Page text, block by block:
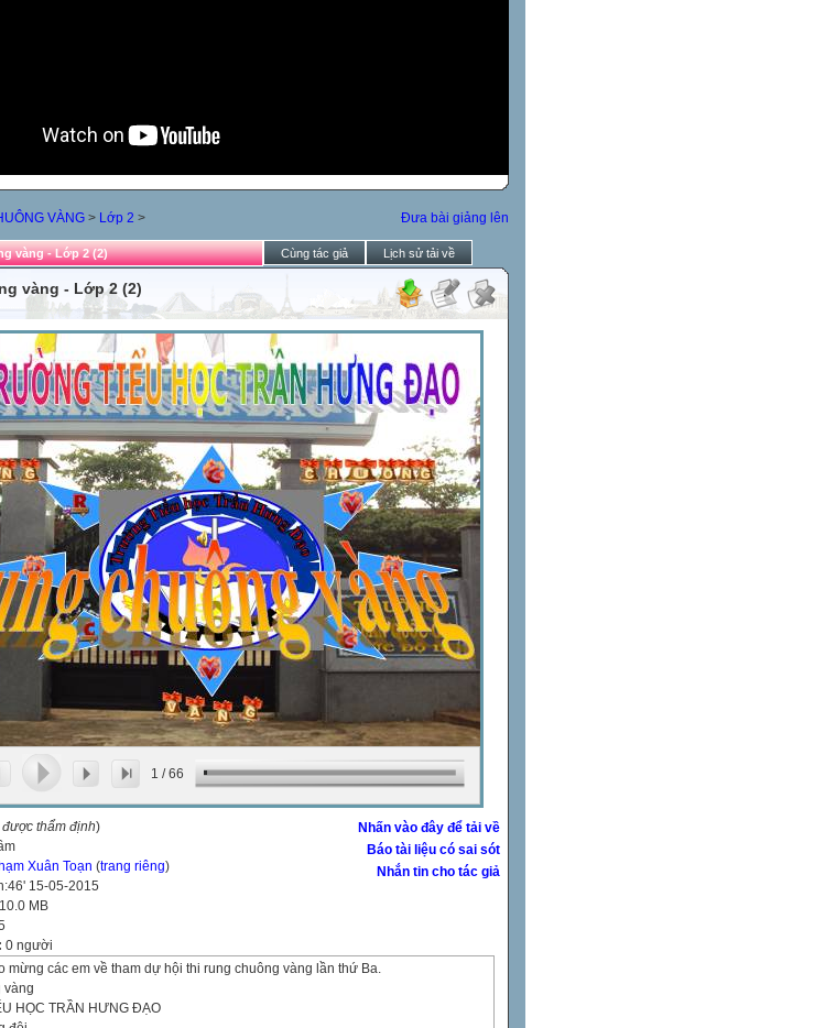
Đưa bài giảng lên
VÀNG > Lớp 2 >
vàng - Lớp 2 (2) Cùng tác giả Lịch sử tải về
vàng - Lớp 2 (2)
1 /66
Nhấn vào đây để tải về
Báo tài liệu có sai sót
Nhắn tin cho tác giả
thẩm định)
Xuân Toạn (trang riêng)
15-05-2015
10.0 MB
0 người
mừng các em về tham dự hội thi rung chuông vàng lần thứ Ba.
vàng
HỌC TRẦN HƯNG ĐẠO